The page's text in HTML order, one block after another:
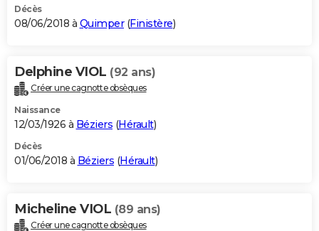
Décès
08/06/2018 à Quimper(Finistère)
Delphine VIOL (92 ans)
Créer une cagnotte obsèques
Naissance
12/03/1926 à Béziers (Hérault)
Décès
01/06/2018 à Béziers (Hérault)
Micheline VIOL (89 ans)
Créer une cagnotte obsèques